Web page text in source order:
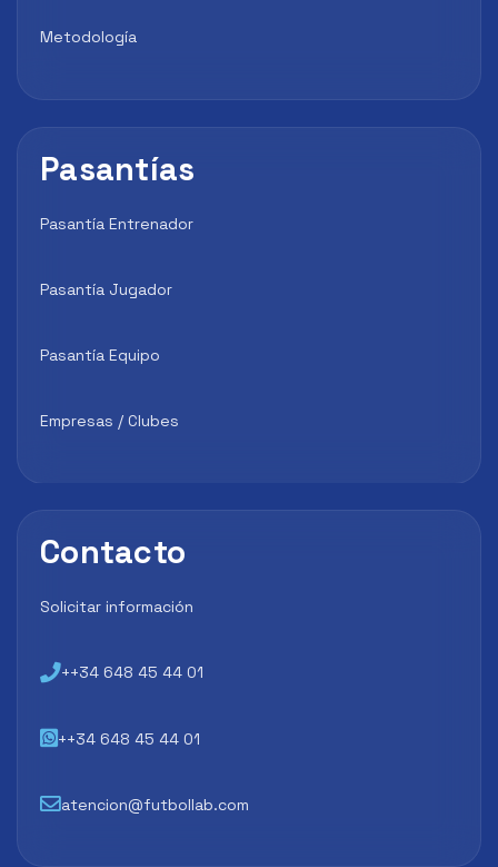
Metodología
Pasantías
Pasantía Entrenador
Pasantía Jugador
Pasantía Equipo
Empresas / Clubes
Contacto
Solicitar información
++34 648 45 44 01
++34 648 45 44 01
atencion@futbollab.com